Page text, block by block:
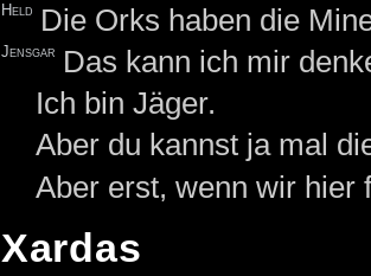
Held Die Orks haben die
Jensgar
Das kann ich mir
Ich bin Jäger.
Aber du kannst ja mal
Aber erst, wenn wir hier
Xardas